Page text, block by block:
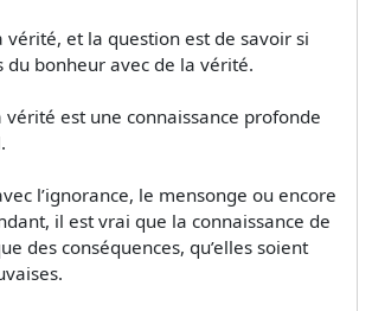
vérité, et la question est de savoir si
du bonheur avec de la vérité.
vérité est une connaissance profonde
l’ignorance, le mensonge ou encore
il est vrai que la connaissance de
des conséquences, qu’elles soient